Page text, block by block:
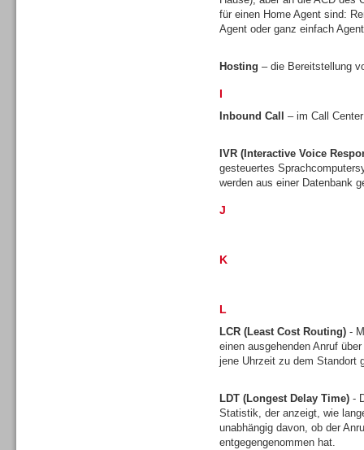
für einen Home Agent sind:
Agent oder ganz einfach
Hosting – die Bereitstellung
I
Inbound Call – im Call
IVR (Interactive Voice
gesteuertes
werden aus einer Datenbank
J
K
L
LCR (Least Cost Routing) -
einen ausgehenden Anruf
jene Uhrzeit zu dem Standort
LDT (Longest Delay Time) -
Statistik, der anzeigt, wie
unabhängig davon, ob der
entgegengenommen hat.